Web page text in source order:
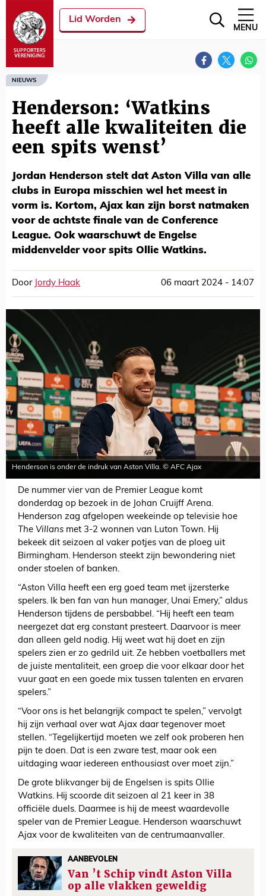
Lid Worden
MENU
NIEUWS
Henderson: ‘Watkins
heeft alle kwaliteiten die
een spits wenst’
Jordan Henderson stelt dat Aston Villa van alle
clubs in Europa misschien wel het meest in
vorm is. Kortom, Ajax kan zijn borst natmaken
voor de achtste finale van de Conference
League. Ook waarschuwt de Engelse
middenvelder voor spits Ollie Watkins.
Door Jordy Haak 06 maart 2024 - 14:07
Henderson is onder de indruk van Aston Villa. © AFC Ajax
De nummer vier van de Premier League komt
donderdag op bezoek in de Johan Cruijff Arena.
Henderson zag afgelopen weekeinde op televisie hoe
The Villans met 3-2 wonnen van Luton Town. Hij
bekeek dit seizoen al vaker potjes van de ploeg uit
Birmingham. Henderson steekt zijn bewondering niet
onder stoelen of banken.
“Aston Villa heeft een erg goed team met ijzersterke
spelers. Ik ben fan van hun manager, Unai Emery,” aldus
Henderson tijdens de persbabbel. “Hij heeft een team
neergezet dat erg constant presteert. Daarvoor is meer
dan alleen geld nodig. Hij weet wat hij doet en zijn
spelers zien er zo gedrild uit. Ze hebben voetballers met
de juiste mentaliteit, een groep die voor elkaar door het
vuur gaat en een goede mix tussen talenten en ervaren
spelers.”
“Voor ons is het belangrijk compact te spelen,” vervolgt
hij zijn verhaal over wat Ajax daar tegenover moet
stellen. “Tegelijkertijd moeten we zelf ook proberen hen
pijn te doen. Dat is een zware test, maar ook een
uitdaging waar iedereen enthousiast over moet zijn.”
De grote blikvanger bij de Engelsen is spits Ollie
Watkins. Hij scoorde dit seizoen al 21 keer in 38
officiële duels. Daarmee is hij de meest waardevolle
speler van de Premier League. Henderson waarschuwt
Ajax voor de kwaliteiten van de centrumaanvaller.
AANBEVOLEN
Van ’t Schip vindt Aston Villa
op alle vlakken geweldig